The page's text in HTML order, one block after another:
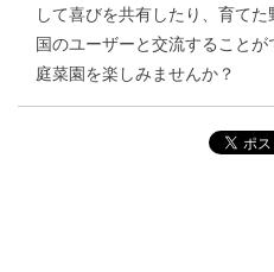
して喜びを共有したり、育て
国のユーザーと交流すること
庭菜園を楽しみませんか？